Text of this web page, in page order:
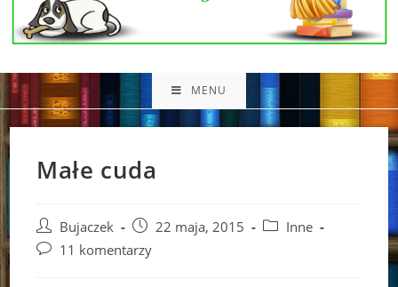
MENU
Małe cuda
Post
author:
Bujaczek
Post
published:
22 maja, 2015
PostInne
Post11 komentarzy